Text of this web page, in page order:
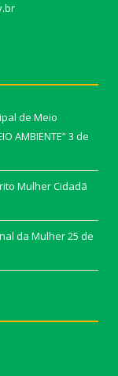
de Meio
AMBIENTE”3 de
Mulher Cidadã
da Mulher25 de